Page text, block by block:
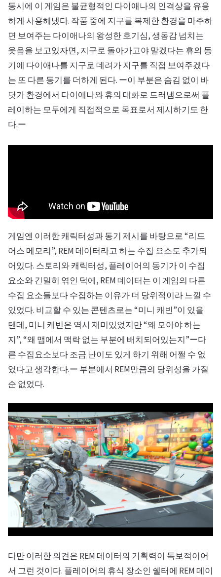
동시에 이 게임은 불균형적인 다이애나의 인격상을 유용
하게 사용해냈다. 작품 중에 지구를 복제한 환경을 마주하
면 보여주는 다이애나의 왕성한 호기심, 생동감 넘치는
웃음을 보고있자면, 지구로 돌아가고야 말겠다는 휴의 동
기에 다이애나를 지구로 데려가 지구를 직접 보여주겠다
는 또 다른 동기를 더하게 된다. ー이 부분은 숨김 없이 바
닷가 환경에서 다이애나와 휴의 대화로 드러냄으로써 플
레이하는 모두에게 직접적으로 목표로서 제시하기도 한
다.ー
게임엔 이러한 캐릭터성과 동기 제시를 바탕으로 “리드
어스 메모리”, REM 데이터라고 하는 수집 요소도 추가되
어있다. 스토리와 캐릭터성, 플레이어의 동기가 이 수집
요소와 긴밀히 엮인 덕에, REM 데이터는 이 게임의 다른
수집 요소들보다 수집하는 이유가 더 당위적이라 느낄 수
있었다. 비교할 수 있는 콘텐츠로는 “미니 캐빈”이 있을
텐데, 미니 캐빈은 역시 재미있었지만 “왜 모아야 하는
지”, “왜 맵에서 맥락 없는 부분에 배치되어있는지”ー다
른 수집요소보다 조금 난이도 있게 하기 위해 어쩔 수 없
었다고 생각한다.ー 부분에서 REM만큼의 당위성을 가질
순 없었다.
다만 이러한 의견은 REM 데이터의 기획력이 독보적이어
서 그런 것이다. 플레이어의 휴식 장소인 쉘터에 REM 데이